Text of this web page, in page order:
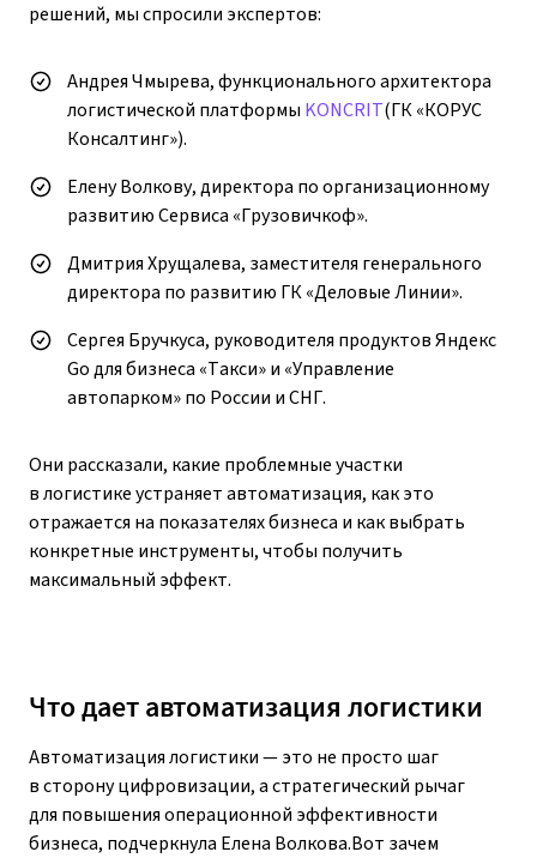
решений, мы спросили экспертов:
Андрея Чмырева, функционального архитектора
логистической платформы KONCRIT(ГК «КОРУС
Консалтинг»).
Елену Волкову, директора по организационному
развитию Сервиса «Грузовичкоф».
Дмитрия Хрущалева, заместителя генерального
директора по развитию ГК «Деловые Линии».
Сергея Бручкуса, руководителя продуктов Яндекс
Go для бизнеса «Такси» и «Управление
автопарком» по России и СНГ.
Они рассказали, какие проблемные участки
в логистике устраняет автоматизация, как это
отражается на показателях бизнеса и как выбрать
конкретные инструменты, чтобы получить
максимальный эффект.
Что дает автоматизация логистики
Автоматизация логистики — это не просто шаг
в сторону цифровизации, а стратегический рычаг
для повышения операционной эффективности
бизнеса, подчеркнула Елена Волкова.Вот зачем